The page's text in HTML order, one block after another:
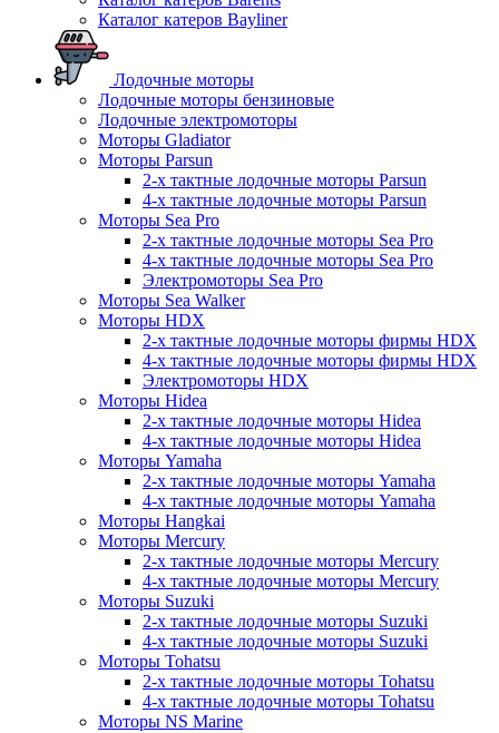
Каталог катеров Bayliner
Лодочные моторы
Лодочные моторы бензиновые
Лодочные электромоторы
Моторы Gladiator
Моторы Parsun
2-х тактные лодочные моторы Parsun
4-х тактные лодочные моторы Parsun
Моторы Sea Pro
2-х тактные лодочные моторы Sea Pro
4-х тактные лодочные моторы Sea Pro
Электромоторы Sea Pro
Моторы Sea Walker
Моторы HDX
2-х тактные лодочные моторы фирмы HDX
4-х тактные лодочные моторы фирмы HDX
Электромоторы HDX
Моторы Hidea
2-х тактные лодочные моторы Hidea
4-х тактные лодочные моторы Hidea
Моторы Yamaha
2-х тактные лодочные моторы Yamaha
4-х тактные лодочные моторы Yamaha
Моторы Hangkai
Моторы Mercury
2-х тактные лодочные моторы Mercury
4-х тактные лодочные моторы Mercury
Моторы Suzuki
2-х тактные лодочные моторы Suzuki
4-х тактные лодочные моторы Suzuki
Моторы Tohatsu
2-х тактные лодочные моторы Tohatsu
4-х тактные лодочные моторы Tohatsu
Моторы NS Marine